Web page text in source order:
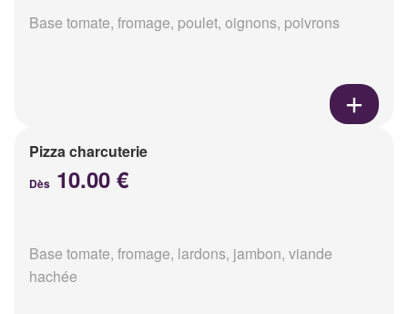
Base tomate, fromage, poulet, oignons, poivrons
Pizza charcuterie
Dès 10.00 €
Base tomate, fromage, lardons, jambon, viande
hachée